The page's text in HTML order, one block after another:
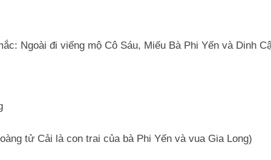
Ngoài đi viếng mộ Cô Sáu, Miếu Bà Phi Yến và Dinh
tử Cải là con trai của bà Phi Yến và vua Gia Long)